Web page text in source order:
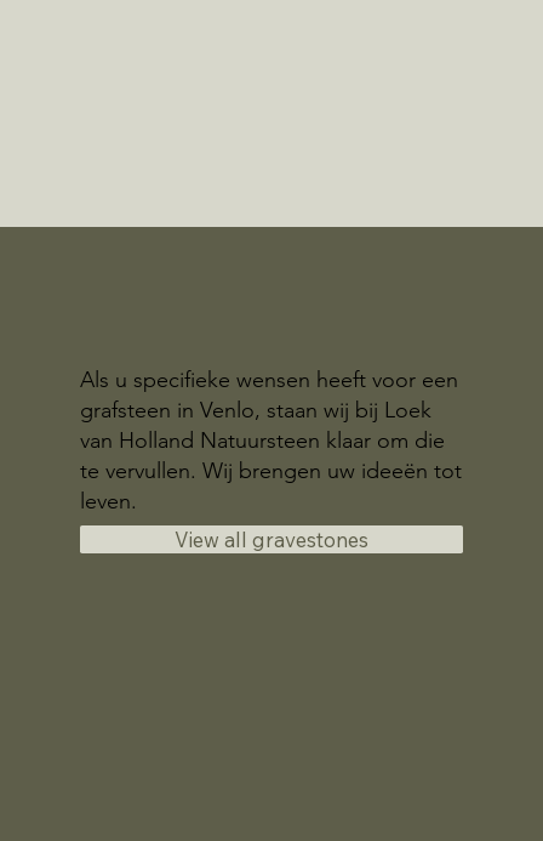
Als u specifieke wensen heeft voor een
grafsteen in Venlo, staan wij bij Loek
van Holland Natuursteen klaar om die
te vervullen. Wij brengen uw ideeën tot
leven.
View all gravestones